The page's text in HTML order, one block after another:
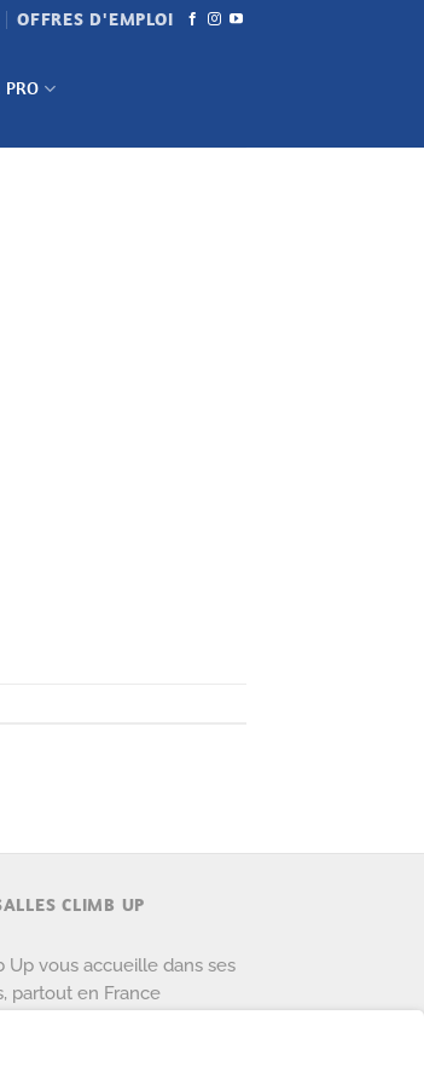
OFFRES D'EMPLOI
PRO
CLIMB UP
Up vous accueille dans ses
partout en France